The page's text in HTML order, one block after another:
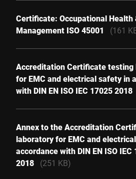
Certificate: Occupational Health
Management ISO 45001
(161
Accreditation Certificate testing
for EMC and electrical safety in
with DIN EN ISO IEC 17025 2018
Annex to the Accreditation
laboratory for EMC and
accordance with DIN EN ISO IEC
2018
(251 KB)